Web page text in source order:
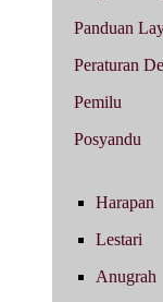
Panduan
Peraturan
Pemilu
Posyandu
Harapan
Lestari
Anugrah